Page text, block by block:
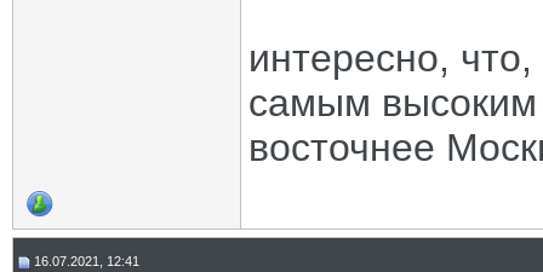
интересно,
самым
восточнее
16.07.2021, 12:41